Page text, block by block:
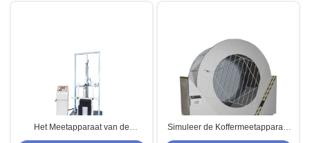
Het Meetapparaat van de
leerkoffer, Handvatduurzaamheid
Simuleer de Koffermeetapparaat
van het Vervoerproces, de Daling